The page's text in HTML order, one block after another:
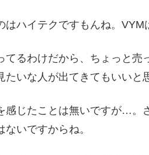
はハイテクですもんね。VYM
てるわけだから、ちょっと売
たいな人が出てきてもいいと
感じたことは無いですが…。
いですからね。